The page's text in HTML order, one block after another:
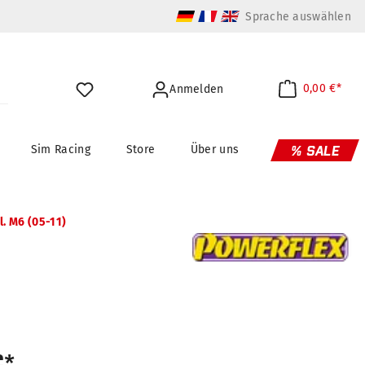
Sprache auswählen
Anmelden 0,00 €*
Sim Racing Store Über uns % SALE
M6 (05-11)